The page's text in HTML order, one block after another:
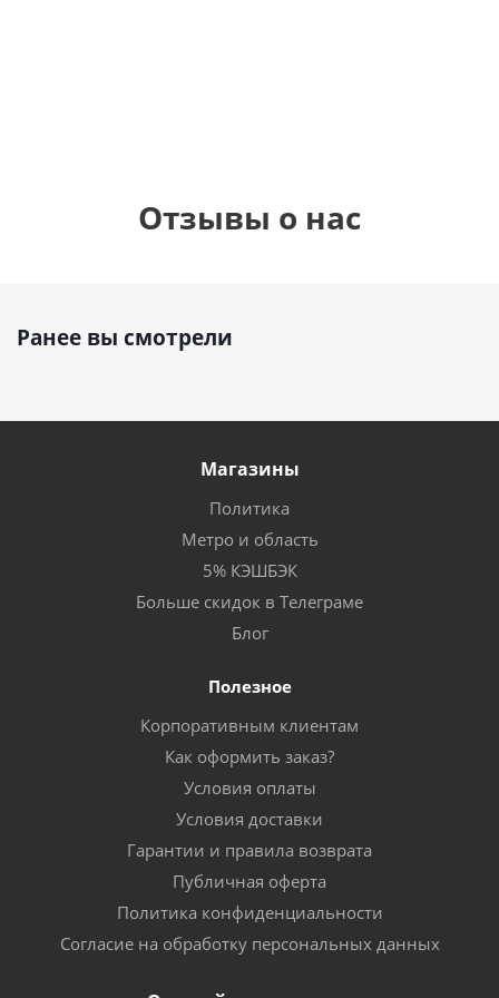
Отзывы о нас
Ранее вы смотрели
Магазины
Политика
Метро и область
5% КЭШБЭК
Больше скидок в Телеграме
Блог
Полезное
Корпоративным клиентам
Как оформить заказ?
Условия оплаты
Условия доставки
Гарантии и правила возврата
Публичная оферта
Политика конфиденциальности
Согласие на обработку персональных данных